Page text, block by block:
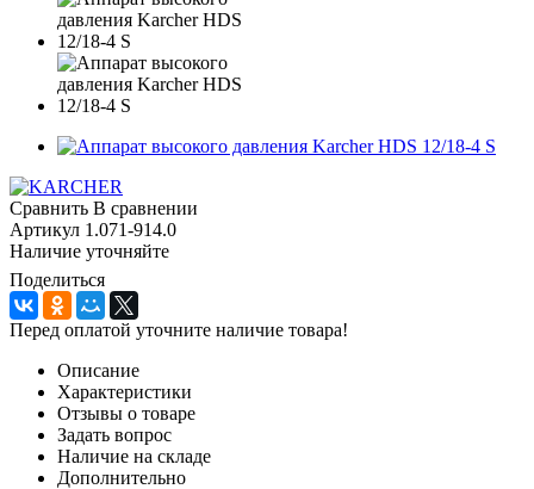
Сравнить В сравнении
Артикул 1.071-914.0
Наличие уточняйте
Поделиться
Перед оплатой уточните наличие товара!
Описание
Характеристики
Отзывы о товаре
Задать вопрос
Наличие на складе
Дополнительно